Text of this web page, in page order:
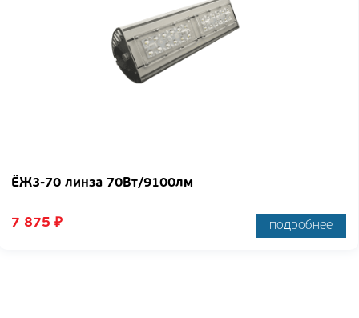
ЁЖ3-70 линза 70Вт/9100лм
7 875 ₽ подробнее